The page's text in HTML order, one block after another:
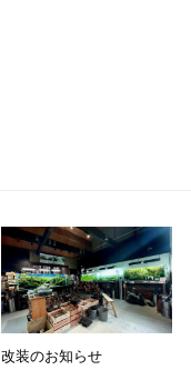
改装のお知らせ